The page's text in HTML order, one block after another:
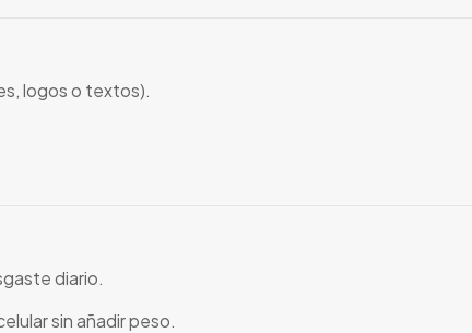
logos o textos).
diario.
sin añadir peso.